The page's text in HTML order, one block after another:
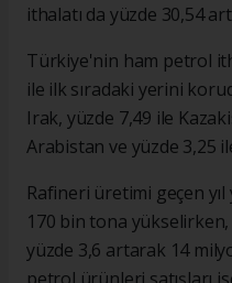
ithalatı da yüzde 30,54
Türkiye'nin ham petrol
ile ilk sıradaki yerini
Irak, yüzde 7,49 ile
Arabistan ve yüzde 3,25
Rafineri üretimi geçen
170 bin tona
yüzde 3,6 artarak 14